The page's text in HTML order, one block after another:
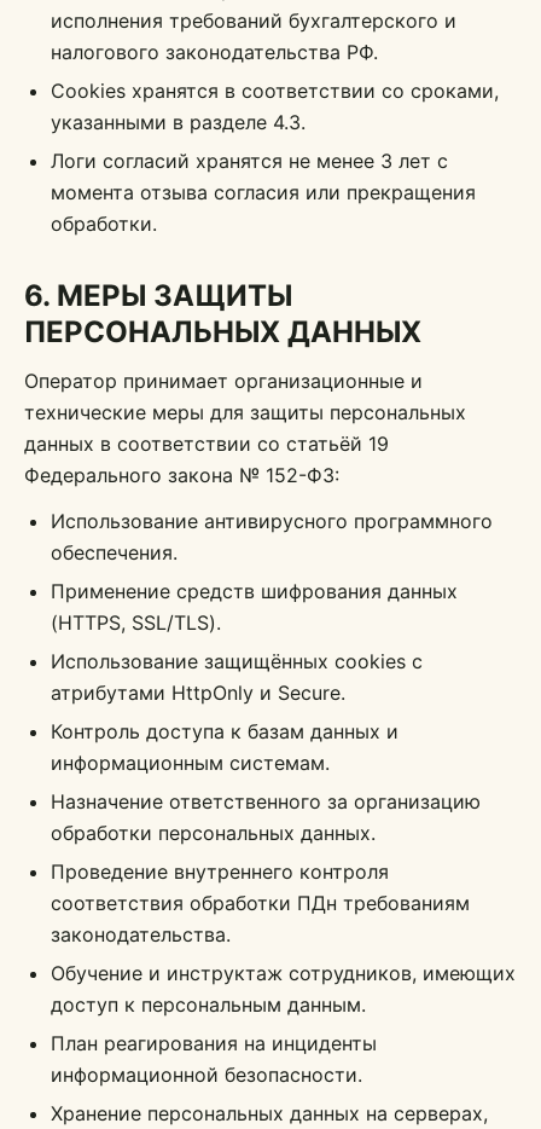
исполнения требований бухгалтерского и
налогового законодательства РФ.
Cookies хранятся в соответствии со сроками,
указанными в разделе 4.3.
Логи согласий хранятся не менее 3 лет с
момента отзыва согласия или прекращения
обработки.
6. МЕРЫ ЗАЩИТЫ
ПЕРСОНАЛЬНЫХ ДАННЫХ
Оператор принимает организационные и
технические меры для защиты персональных
данных в соответствии со статьёй 19
Федерального закона № 152-ФЗ:
Использование антивирусного программного
обеспечения.
Применение средств шифрования данных
(HTTPS, SSL/TLS).
Использование защищённых cookies с
атрибутами HttpOnly и Secure.
Контроль доступа к базам данных и
информационным системам.
Назначение ответственного за организацию
обработки персональных данных.
Проведение внутреннего контроля
соответствия обработки ПДн требованиям
законодательства.
Обучение и инструктаж сотрудников, имеющих
доступ к персональным данным.
План реагирования на инциденты
информационной безопасности.
Хранение персональных данных на серверах,